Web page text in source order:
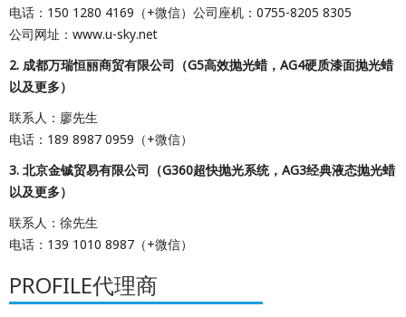
电话：150 1280 4169（+微信）公司座机：0755-8205 8305
公司网址：www.u-sky.net
2. 成都万瑞恒丽商贸有限公司（G5高效抛光蜡，AG4硬质漆面抛光蜡
以及更多）
联系人：廖先生
电话：189 8987 0959（+微信）
3. 北京金铖贸易有限公司（G360超快抛光系统，AG3经典液态抛光蜡
以及更多）
联系人：徐先生
电话：139 1010 8987（+微信）
PROFILE代理商